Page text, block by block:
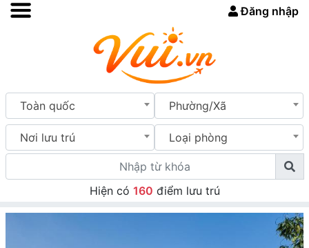
Đăng nhập
Toàn quốc Phường/Xã
Nơi lưu trú Loại phòng
Hiện có 160 điểm lưu trú